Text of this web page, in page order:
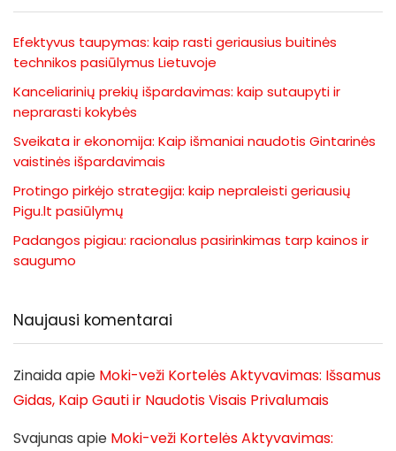
Efektyvus taupymas: kaip rasti geriausius buitinės
technikos pasiūlymus Lietuvoje
Kanceliarinių prekių išpardavimas: kaip sutaupyti ir
neprarasti kokybės
Sveikata ir ekonomija: Kaip išmaniai naudotis Gintarinės
vaistinės išpardavimais
Protingo pirkėjo strategija: kaip nepraleisti geriausių
Pigu.lt pasiūlymų
Padangos pigiau: racionalus pasirinkimas tarp kainos ir
saugumo
Naujausi komentarai
Zinaidaapie Moki-veži Kortelės Aktyvavimas: Išsamus
Gidas, Kaip Gauti ir Naudotis Visais Privalumais
Svajunas apie Moki-veži Kortelės Aktyvavimas: